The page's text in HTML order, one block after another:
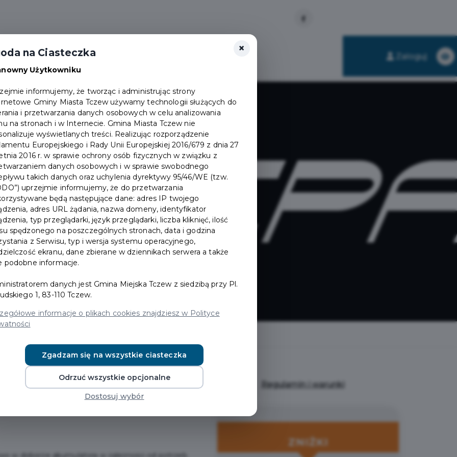
Aktualności Partnerzy Punkty obsługi Zaloguj
w 2011 w Polsce i od tamtej pory prężnie się
działaność opierała się na jednym punkcie –
w branży na rynku Polskim.
Regulamin i warunki
ZNIŻKI
×
na Ciasteczka
Użytkowniku
informujemy, że tworząc i administrując strony
Gminy Miasta Tczew używamy technologii służących do
i przetwarzania danych osobowych w celu analizowania
na stronach i w Internecie. Gmina Miasta Tczew nie
wyświetlanych treści. Realizując rozporządzenie
Europejskiego i Rady Unii Europejskiej 2016/679 z dnia 27
2016 r. w sprawie ochrony osób fizycznych w związku z
danych osobowych i w sprawie swobodnego
takich danych oraz uchylenia dyrektywy 95/46/WE (tzw.
uprzejmie informujemy, że do przetwarzania
będą następujące dane: adres IP twojego
adres URL żądania, nazwa domeny, identyfikator
typ przeglądarki, język przeglądarki, liczba kliknięć, ilość
spędzonego na poszczególnych stronach, data i godzina
z Serwisu, typ i wersja systemu operacyjnego,
ekranu, dane zbierane w dziennikach serwera a także
podobne informacje.
danych jest Gmina Miejska Tczew z siedzibą przy Pl.
1, 83-110 Tczew.
informacje o plikach cookies znajdziesz w Polityce
Zgadzam się na wszystkie ciasteczka
Odrzuć wszystkie opcjonalne
Dostosuj wybór